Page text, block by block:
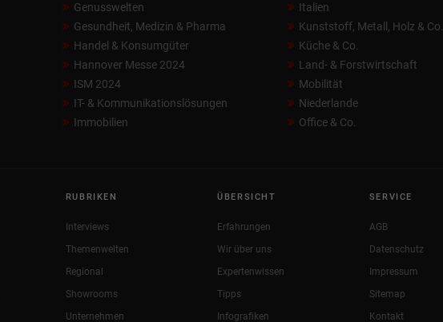
Genusswelten
Gesundheit, Medizin & Pharma
Handel & Konsumgüter
Hannover Messe 2024
ISM 2024
IT- & Kommunikationslösungen
Immobilien
Italien
Kunststoff, Metall, Holz & Co.
Küche & Co.
Land- & Forstwirtschaft
Mobilität
Niederlande
Office & Co.
RUBRIKEN
Interviews
Themenwelten
Regional
Showrooms
Unternehmen
ÜBERSICHT
Erfahrungen
Wir über uns
Expertenwissen
Tipps
Infografiken
SERVICE
AGB
Datenschutz
Impressum
Sitemap
Kontakt